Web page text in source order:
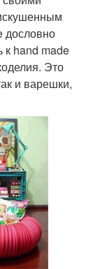
дословно
к hand made
Это
и варешки,